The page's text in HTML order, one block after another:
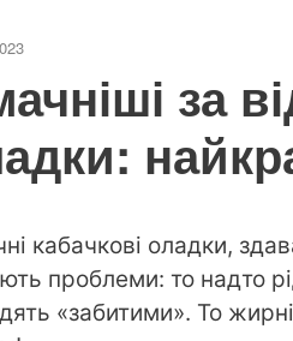
за
кабачкові оладки,
проблеми: то надто
«забитими». То